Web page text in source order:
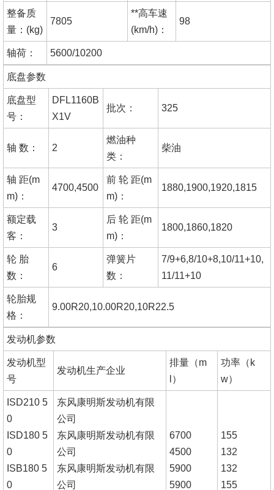
整备质
量：(kg)
7805
**高车速
(km/h)：
98
轴荷： 5600/10200
底盘参数
底盘型
号：
DFL1160B
X1V
批次： 325
轴 数： 2
燃油种
类：
柴油
轴 距(m
m)：
4700,4500
前 轮 距(m
m)：
1880,1900,1920,1815
额定载
客：
3
后 轮 距(m
m)：
1800,1860,1820
轮 胎
数：
6
弹簧片
数：
7/9+6,8/10+8,10/11+10,
11/11+10
轮胎规
格：
9.00R20,10.00R20,10R22.5
发动机参数
发动机型
号
发动机生产企业
排量（m
l）
功率（k
w）
ISD210 5
0
ISD180 5
0
ISB180 5
0
东风康明斯发动机有限
公司
东风康明斯发动机有限
公司
东风康明斯发动机有限
公司
6700
4500
5900
5900
155
132
132
155